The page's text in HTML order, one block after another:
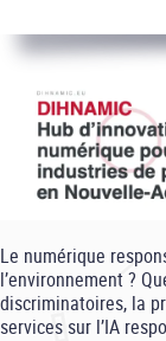
Le numérique
l’environnement ?
discriminatoires, la
services sur l’IA